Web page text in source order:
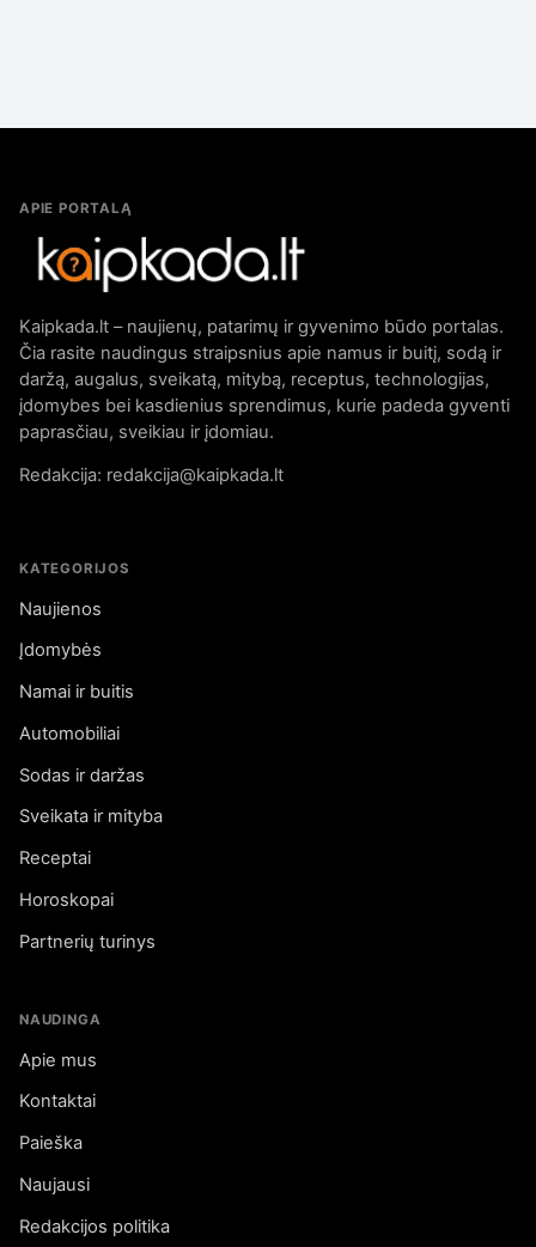
APIE PORTALĄ
Kaipkada.lt – naujienų, patarimų ir gyvenimo būdo portalas.
Čia rasite naudingus straipsnius apie namus ir buitį, sodą ir
daržą, augalus, sveikatą, mitybą, receptus, technologijas,
įdomybes bei kasdienius sprendimus, kurie padeda gyventi
paprasčiau, sveikiau ir įdomiau.
Redakcija: redakcija@kaipkada.lt
KATEGORIJOS
Naujienos
Įdomybės
Namai ir buitis
Automobiliai
Sodas ir daržas
Sveikata ir mityba
Receptai
Horoskopai
Partnerių turinys
NAUDINGA
Apie mus
Kontaktai
Paieška
Naujausi
Redakcijos politika